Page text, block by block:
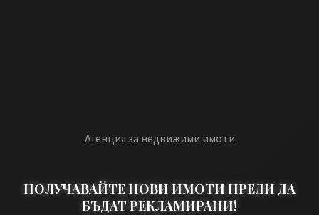
Агенция за недвижими имоти
ПОЛУЧАВАЙТЕ НОВИ ИМОТИ ПРЕДИ ДА
БЪДАТ РЕКЛАМИРАНИ!